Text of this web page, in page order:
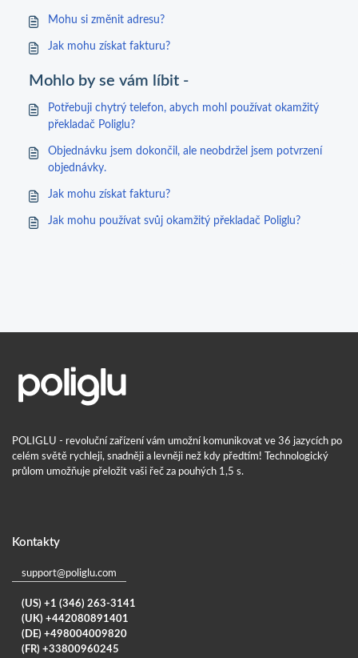
Mohu si změnit adresu?
Jak mohu získat fakturu?
Mohlo by se vám líbit -
Potřebuji chytrý telefon, abych mohl používat okamžitý
překladač Poliglu?
Objednávku jsem dokončil, ale neobdržel jsem potvrzení
objednávky.
Jak mohu získat fakturu?
Jak mohu používat svůj okamžitý překladač Poliglu?
POLIGLU - revoluční zařízení vám umožní komunikovat ve 36 jazycích po
celém světě rychleji, snadněji a levněji než kdy předtím! Technologický
průlom umožňuje přeložit vaši řeč za pouhých 1,5 s.
Kontakty
support@poliglu.com
(US) +1 (346) 263-3141
(UK) +442080891401
(DE) +498004009820
(FR) +33800960245